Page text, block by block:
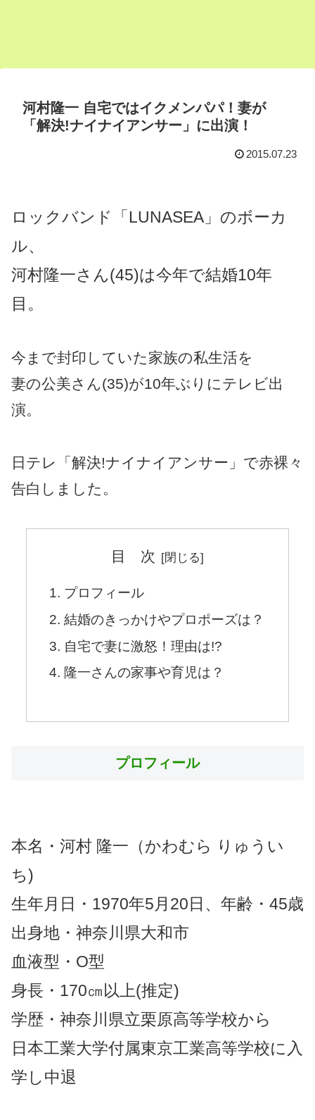
河村隆一 自宅ではイクメンパパ！妻が
「解決!ナイナイアンサー」に出演！
2015.07.23
ロックバンド「LUNASEA」のボーカ
ル、
河村隆一さん(45)は今年で結婚10年
目。
今まで封印していた家族の私生活を
妻の公美さん(35)が10年ぶりにテレビ出
演。
日テレ「解決!ナイナイアンサー」で赤裸々
告白しました。
目 次
プロフィール
結婚のきっかけやプロポーズは？
自宅で妻に激怒！理由は!?
隆一さんの家事や育児は？
プロフィール
本名・河村 隆一（かわむら りゅうい
ち)
生年月日・1970年5月20日、年齢・45歳
出身地・神奈川県大和市
血液型・О型
身長・170㎝以上(推定)
学歴・神奈川県立栗原高等学校から
日本工業大学付属東京工業高等学校に入
学し中退